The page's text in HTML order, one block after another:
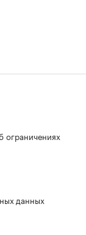
ограничениях
данных